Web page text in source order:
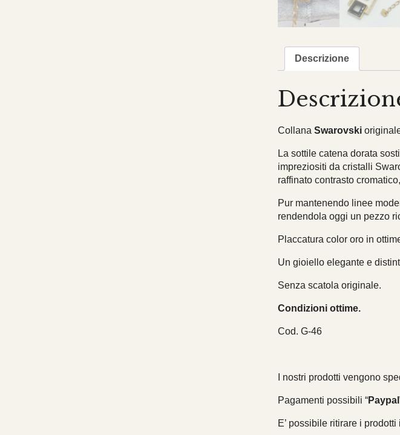
Descrizione
CollanaSwarovski
La sottile catena dorata
impreziositi da cristalli
raffinato contrasto
Pur mantenendo linee
rendendola oggi un pezzo
Placcatura color oro in
Un gioiello elegante e
Senza scatola originale.
Condizioni ottime.
Cod. G-46
I nostri prodotti vengono
Pagamenti possibili “Paypal
E’ possibile ritirare i